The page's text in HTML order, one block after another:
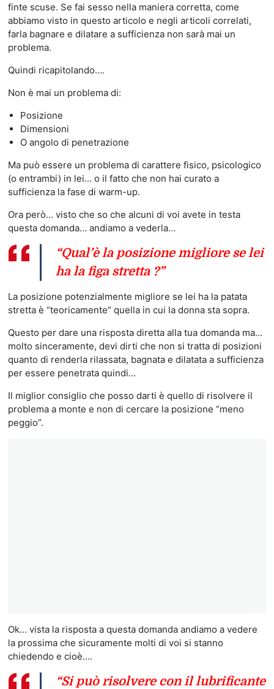
finte scuse. Se fai sesso nella maniera corretta, come
abbiamo visto in questo articolo e negli articoli correlati,
farla bagnare e dilatare a sufficienza non sarà mai un
problema.
Quindi ricapitolando….
Non è mai un problema di:
Posizione
Dimensioni
O angolo di penetrazione
Ma può essere un problema di carattere fisico, psicologico
(o entrambi) in lei… o il fatto che non hai curato a
sufficienza la fase di warm-up.
Ora però… visto che so che alcuni di voi avete in testa
questa domanda… andiamo a vederla…
“Qual’è la posizione migliore se lei
ha la figa stretta ?”
La posizione potenzialmente migliore se lei ha la patata
stretta è “teoricamente” quella in cui la donna sta sopra.
Questo per dare una risposta diretta alla tua domanda ma…
molto sinceramente, devi dirti che non si tratta di posizioni
quanto di renderla rilassata, bagnata e dilatata a sufficienza
per essere penetrata quindi…
Il miglior consiglio che posso darti è quello di risolvere il
problema a monte e non di cercare la posizione “meno
peggio”.
Ok… vista la risposta a questa domanda andiamo a vedere
la prossima che sicuramente molti di voi si stanno
chiedendo e cioè….
“Si può risolvere con il lubrificante